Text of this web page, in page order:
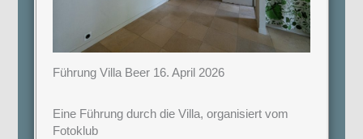
Führung Villa Beer 16. April 2026
Eine Führung durch die Villa, organisiert vom
Fotoklub